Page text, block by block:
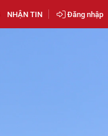
NHẬN TIN Đăng nhập